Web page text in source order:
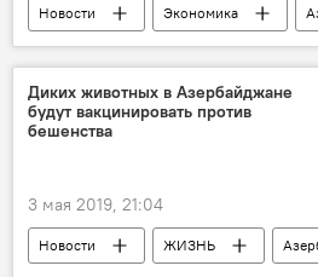
Новости Экономика
Диких животных в Азербайджане
будут вакцинировать против
бешенства
3 мая 2019, 21:04
Новости ЖИЗНЬ